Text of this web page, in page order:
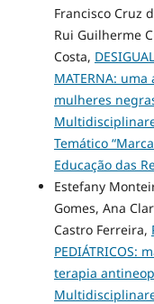
Francisco Cruz
Rui Guilherme
Costa,
MATERNA:
mulheres
Temático
Educação das
Estefany
Gomes, Ana
Castro Ferreira,
PEDIÁTRICOS:
terapia